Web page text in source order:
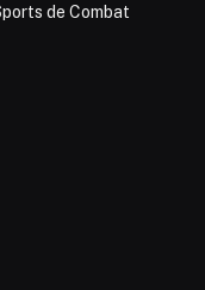
de Combat